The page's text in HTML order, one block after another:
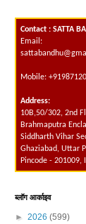
Contact : SATTA
Email:
Mobile:
Address:
10B,50/302, 2nd
Brahmaputra
Siddharth Vihar
Ghaziabad, Uttar
Pincode - 201009,
ब्लॉग आर्काइव
► 2026 (599)